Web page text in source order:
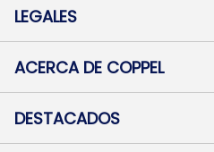
Solicitar Crédito
Medios de Pago
Pago Fácil Online
LEGALES
Baja contratos
Defensa al consumidor CABA
ACERCA DE COPPEL
Trabajá con Nosotros
Preguntas Frecuentes
DESTACADOS